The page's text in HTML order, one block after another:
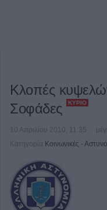
Κλοπές
Σοφάδες
ΚΎΡΙΟ
10 Απριλίου 2010, 11:35
Κατηγορία Κοινωνικές -